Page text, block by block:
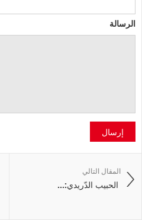
الرسالة
إرسال
المقال التالي